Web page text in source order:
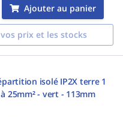
Ajouter au panier
prix et les stocks
isolé IP2X terre 1
25mm² - vert - 113mm